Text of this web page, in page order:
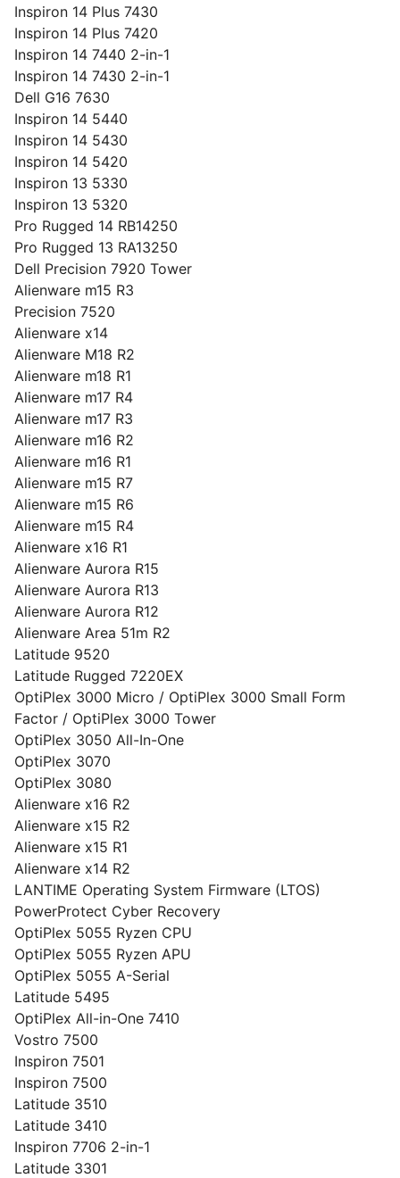
Inspiron 14 Plus 7430
Inspiron 14 Plus 7420
Inspiron 14 7440 2-in-1
Inspiron 14 7430 2-in-1
Dell G16 7630
Inspiron 14 5440
Inspiron 14 5430
Inspiron 14 5420
Inspiron 13 5330
Inspiron 13 5320
Pro Rugged 14 RB14250
Pro Rugged 13 RA13250
Dell Precision 7920 Tower
Alienware m15 R3
Precision 7520
Alienware x14
Alienware M18 R2
Alienware m18 R1
Alienware m17 R4
Alienware m17 R3
Alienware m16 R2
Alienware m16 R1
Alienware m15 R7
Alienware m15 R6
Alienware m15 R4
Alienware x16 R1
Alienware Aurora R15
Alienware Aurora R13
Alienware Aurora R12
Alienware Area 51m R2
Latitude 9520
Latitude Rugged 7220EX
OptiPlex 3000 Micro / OptiPlex 3000 Small Form
Factor / OptiPlex 3000 Tower
OptiPlex 3050 All-In-One
OptiPlex 3070
OptiPlex 3080
Alienware x16 R2
Alienware x15 R2
Alienware x15 R1
Alienware x14 R2
LANTIME Operating System Firmware (LTOS)
PowerProtect Cyber Recovery
OptiPlex 5055 Ryzen CPU
OptiPlex 5055 Ryzen APU
OptiPlex 5055 A-Serial
Latitude 5495
OptiPlex All-in-One 7410
Vostro 7500
Inspiron 7501
Inspiron 7500
Latitude 3510
Latitude 3410
Inspiron 7706 2-in-1
Latitude 3301